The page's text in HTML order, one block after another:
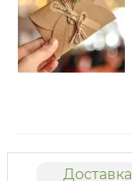
Доставка